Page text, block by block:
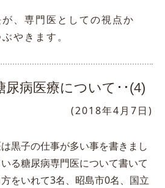
、専門医としての視点か
やきます。
病医療について･･(4)
(2018年4月7日)
黒子の仕事が多い事を書きまし
る糖尿病専門医について書いて
をいれて3名、昭島市0名、国立